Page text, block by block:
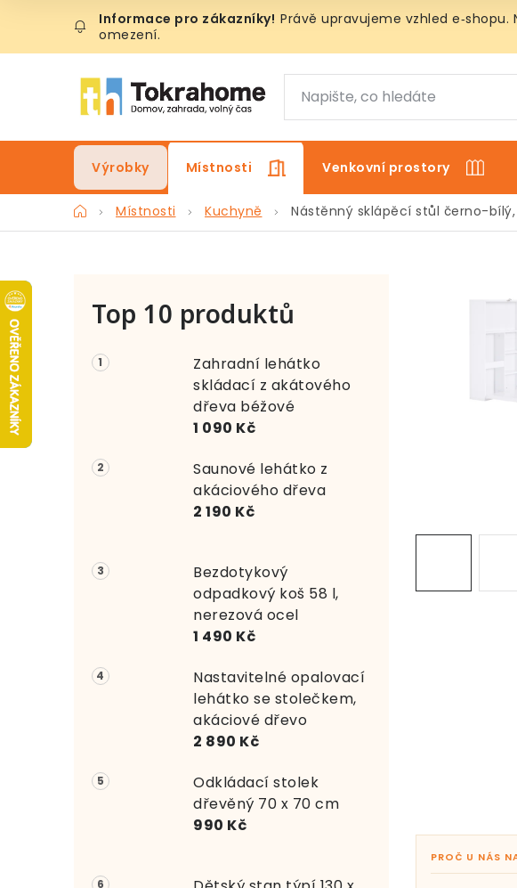
obsah
Právě upravujeme vzhled
omezení.
Výrobky Místnosti Venkovní prostory
DomůMístnosti Kuchyně Nástěnný sklápěcí stůl černo-
P
o
s
t
a
n
í
p
n
e
Top 10 produktů
Zahradní lehátko
skládací z akátového
dřeva béžové
1 090 Kč
Saunové lehátko z
akáciového dřeva
2 190 Kč
Bezdotykový
odpadkový koš 58 l,
nerezová ocel
1 490 Kč
Nastavitelné opalovací
lehátko se stolečkem,
akáciové dřevo
2 890 Kč
Odkládací stolek
dřevěný 70 x 70 cm
990 Kč
PROČ U NÁS